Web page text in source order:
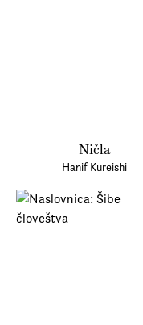
Ničla
Hanif Kureishi